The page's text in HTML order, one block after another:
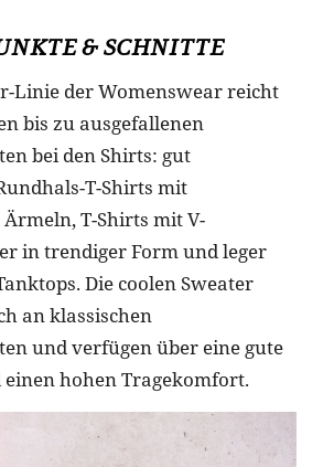
& SCHNITTE
Linie der Womenswear reicht
bis zu ausgefallenen
bei den Shirts: gut
T-Shirts mit
T-Shirts mit V-
in trendiger Form und leger
Die coolen Sweater
an klassischen
und verfügen über eine gute
hohen Tragekomfort.